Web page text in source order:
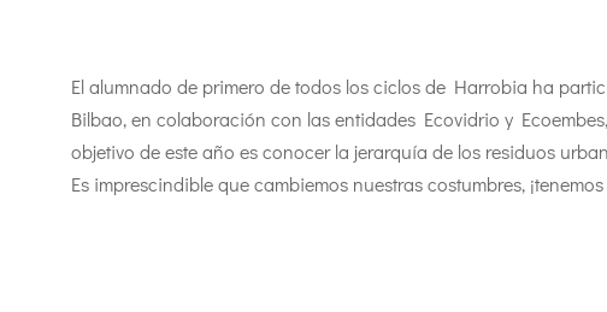
El alumnado de primero de todos los ciclos de Harrobia ha
Bilbao, en colaboración con las entidades Ecovidrio y
objetivo de este año es conocer la jerarquía de los residuos
Es imprescindible que cambiemos nuestras costumbres,